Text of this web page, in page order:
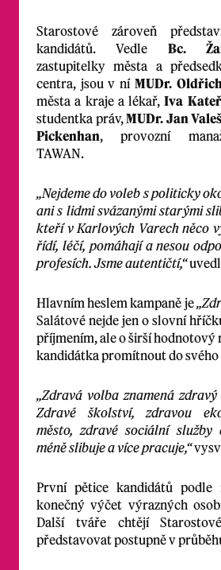
Starostové zároveň
kandidátů. Vedle Bc.
zastupitelky města a
centra, jsou v ní MUDr.
města a kraje a lékař,Iva
studentka práv,MUDr. Jan Valeš
Pickenhan, provozní
TAWAN.
„Nejdeme do voleb s politicky
ani s lidmi svázanými starými
kteří v Karlových Varech něco
řídí, léčí, pomáhají a nesou
profesích. Jsme autentičtí,“
Hlavním heslem kampaně je
Salátové nejde jen o slovní
příjmením, ale o širší hodnotový
kandidátka promítnout do
„Zdravá volba znamená
Zdravé školství, zdravou
město, zdravé sociální
méně slibuje a více pracuje,“
První pětice kandidátů podle
konečný výčet výrazných
Další tváře chtějí
představovat postupně v